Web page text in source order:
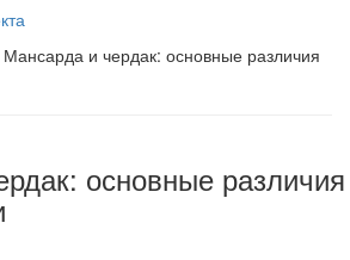
Мансарда и чердак: основные различия
основные различия